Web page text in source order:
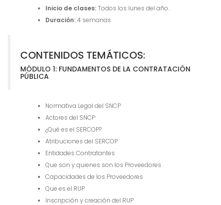
Inicio de clases:Todos los lunes del año.
Duración:4 semanas
CONTENIDOS TEMÁTICOS:
MÓDULO 1: FUNDAMENTOS DE LA CONTRATACIÓN
PÚBLICA
Normativa Legal del SNCP
Actores del SNCP
¿Qué es el SERCOP?
Atribuciones del SERCOP
Entidades Contratantes
Que son y quienes son los Proveedores
Capacidades de los Proveedores
Que es el RUP
Inscripción y creación del RUP